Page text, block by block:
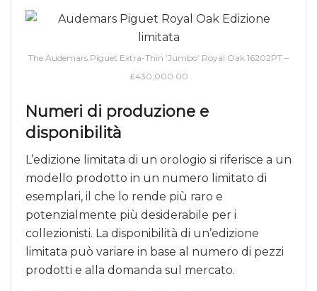
The Audemars Piguet Extra-Thin ‘Jumbo’ Royal Oak 16202PT –
£430,000.00
Numeri di produzione e
disponibilità
L’edizione limitata di un orologio si riferisce a un
modello prodotto in un numero limitato di
esemplari, il che lo rende più raro e
potenzialmente più desiderabile per i
collezionisti. La disponibilità di un’edizione
limitata può variare in base al numero di pezzi
prodotti e alla domanda sul mercato.